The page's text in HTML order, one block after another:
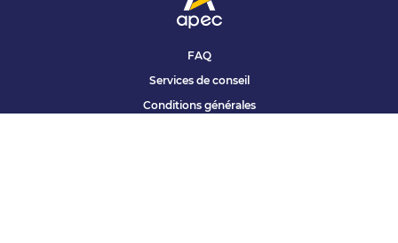
FAQ
Services de conseil
Conditions générales